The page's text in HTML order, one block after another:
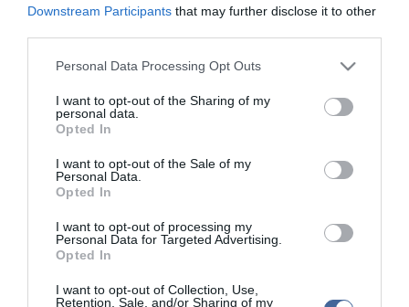
Downstream Participants that may further disclose it to other
Please note that this website/app uses one or more Google
not limited to your visit or usage behaviour. You may click to
grant or deny consent to Google and its third-party tags to
use your data for below specified purposes in below Google
consent section.
Personal Data Processing Opt Outs
I want to opt-out of the Sharing of my
personal data.
Opted In
I want to opt-out of the Sale of my
Personal Data.
Opted In
I want to opt-out of processing my
Personal Data for Targeted Advertising.
Opted In
I want to opt-out of Collection, Use,
Retention, Sale, and/or Sharing of my
Mesterházy Attila kijelentette: 165 évvel ezelőtt a szabadság
és a félelem. A szocialista politikus úgy fogalmazott: 1848 azt
kivívni, azért mindig küzdeni kell.
"Hát küzdeni fogunk, elszántan, keményen és állhatatosan" - tette
van esélyük a változtatásra. Az MSZP elnöke kijelentette, hogy
pártja megerősödött, és egy év múlva, a választások után újra
arról is szólt, hogy a magyar nép fejlődést és szabadságot akar,
igazságos, európai Magyarországot.